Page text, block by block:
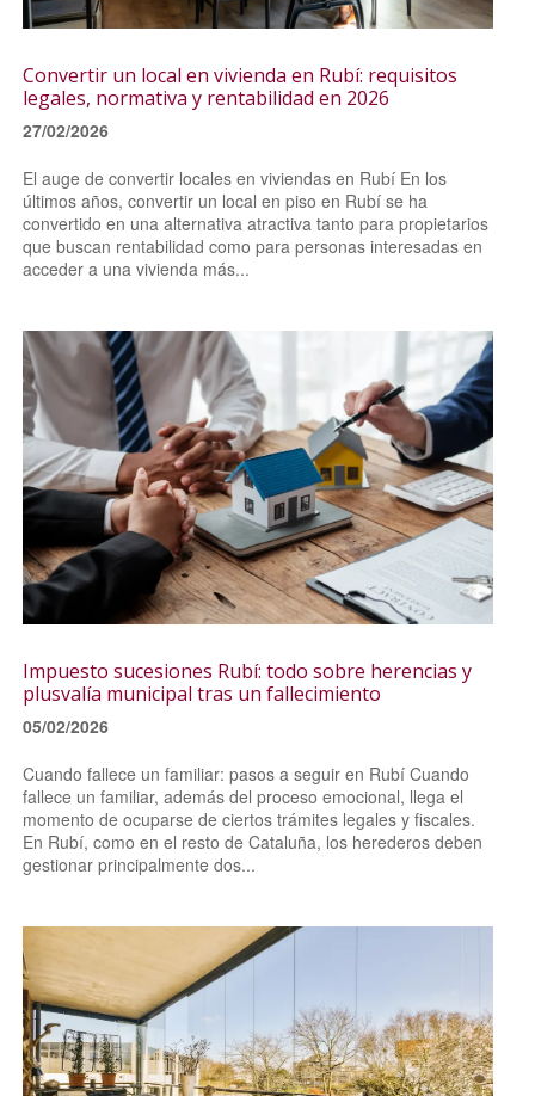
Convertir un local en vivienda en Rubí: requisitos
legales, normativa y rentabilidad en 2026
27/02/2026
El auge de convertir locales en viviendas en Rubí En los
últimos años, convertir un local en piso en Rubí se ha
convertido en una alternativa atractiva tanto para propietarios
que buscan rentabilidad como para personas interesadas en
acceder a una vivienda más...
Impuesto sucesiones Rubí: todo sobre herencias y
plusvalía municipal tras un fallecimiento
05/02/2026
Cuando fallece un familiar: pasos a seguir en Rubí Cuando
fallece un familiar, además del proceso emocional, llega el
momento de ocuparse de ciertos trámites legales y fiscales.
En Rubí, como en el resto de Cataluña, los herederos deben
gestionar principalmente dos...